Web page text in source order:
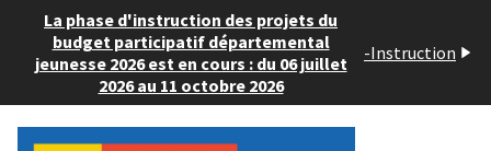
La phase d'instruction des projets du
budget participatif départemental
jeunesse 2026 est en cours : du 06 juillet
2026 au 11 octobre 2026
-Instruction